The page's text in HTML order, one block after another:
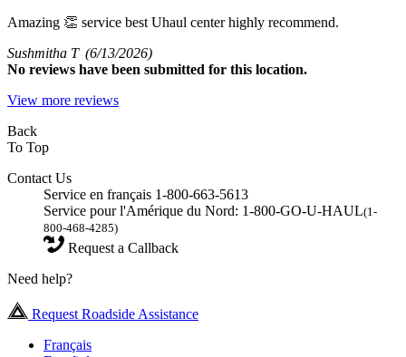
Amazing 👏 service best Uhaul center highly recommend.
Sushmitha T (6/13/2026)
No reviews have been submitted for this location.
View more reviews
Back
To Top
Contact Us
Service en français 1-800-663-5613
Service pour l'Amérique du Nord: 1-800-GO-U-HAUL(1-
800-468-4285)
Request a Callback
Need help?
Request Roadside Assistance
Français